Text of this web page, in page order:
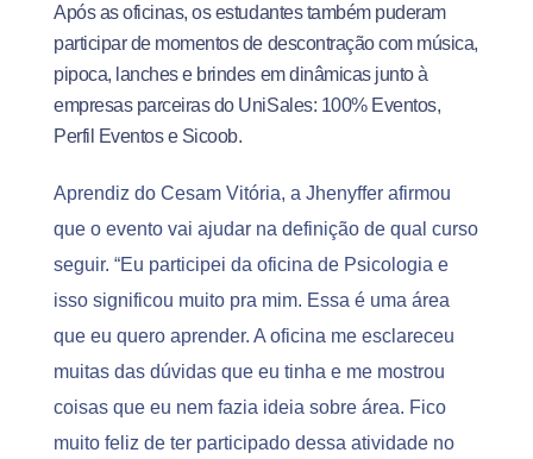
Após as oficinas, os estudantes também puderam
participar de momentos de descontração com música,
pipoca, lanches e brindes em dinâmicas junto à
empresas parceiras do UniSales: 100% Eventos,
Perfil Eventos e Sicoob.
Aprendiz do Cesam Vitória, a Jhenyffer afirmou
que o evento vai ajudar na definição de qual curso
seguir. “Eu participei da oficina de Psicologia e
isso significou muito pra mim. Essa é uma área
que eu quero aprender. A oficina me esclareceu
muitas das dúvidas que eu tinha e me mostrou
coisas que eu nem fazia ideia sobre área. Fico
muito feliz de ter participado dessa atividade no